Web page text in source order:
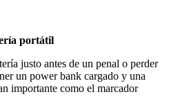
portátil
justo antes de un penal o perder
un power bank cargado y una
importante como el marcador